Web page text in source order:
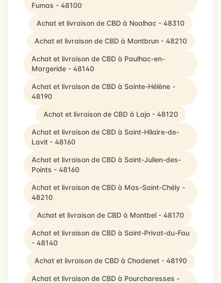
Fumas - 48100
Achat et livraison de CBD à Noalhac - 48310
Achat et livraison de CBD à Montbrun - 48210
Achat et livraison de CBD à Paulhac-en-
Margeride - 48140
Achat et livraison de CBD à Sainte-Hélène -
48190
Achat et livraison de CBD à Lajo - 48120
Achat et livraison de CBD à Saint-Hilaire-de-
Lavit - 48160
Achat et livraison de CBD à Saint-Julien-des-
Points - 48160
Achat et livraison de CBD à Mas-Saint-Chély -
48210
Achat et livraison de CBD à Montbel - 48170
Achat et livraison de CBD à Saint-Privat-du-Fau
- 48140
Achat et livraison de CBD à Chadenet - 48190
Achat et livraison de CBD à Pourcharesses -